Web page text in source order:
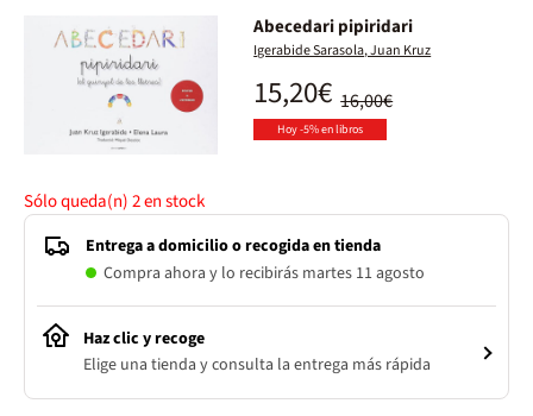
Abecedari pipiridari
Igerabide Sarasola, Juan Kruz
16,00€
15,20€
Hoy -5% en libros
Sólo queda(n)2en stock
Entrega a domicilio o recogida en tienda
Compra ahora y lo recibirás martes 11 agosto
Haz clic y recoge
Elige una tienda y consulta la entrega más rápida